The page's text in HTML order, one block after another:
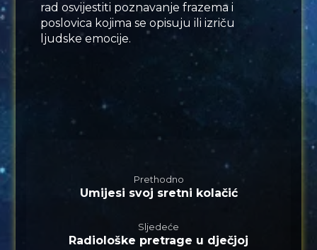
rad osvijestiti poznavanje frazema i
poslovica kojima se opisuju ili izriču
ljudske emocije.
Prethodno
Umijesi svoj sretni kolačić
Sljedeće
Radiološke pretrage u dječjoj